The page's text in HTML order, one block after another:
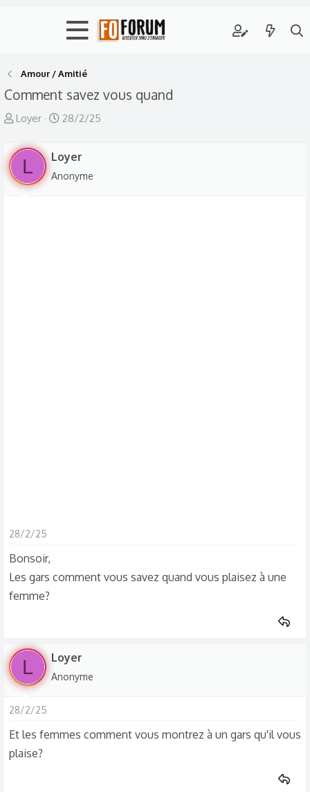
Amour / Amitié
Comment savez vous quand
A
t
u
Loyer
D
t
28/2/25
L Loyer
Anonyme
28/2/25
Bonsoir,
Les gars comment vous savez quand vous plaisez à une
femme?
L Loyer
Anonyme
28/2/25
Et les femmes comment vous montrez à un gars qu'il vous
plaise?